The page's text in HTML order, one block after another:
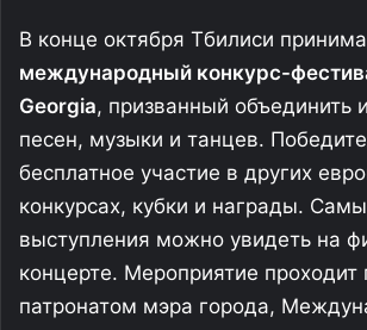
В конце октября Тбилиси
международный конкурс-
Georgia, призванный объединить
песен, музыки и танцев.
бесплатное участие в других
конкурсах, кубки и награды.
выступления можно увидеть на
концерте. Мероприятие проходит
патронатом мэра города,